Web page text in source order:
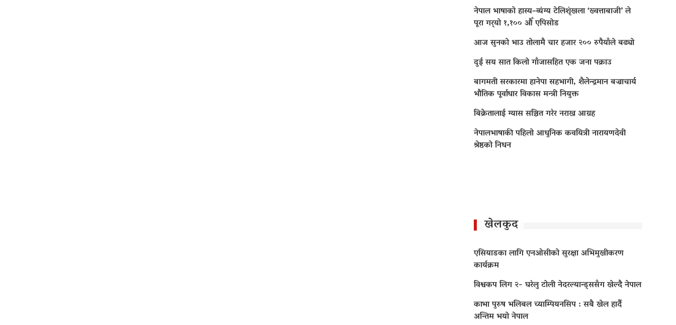
नेपाल भाषाको हास्य–व्यंग्य टेलिशृंखला ‘ख्वत्ताबाजी’ ले
पूरा गर्‍यो १,१०० औँ एपिसोड
आज सुनको भाउ तोलामै चार हजार २०० रुपैयाँले बढ्यो
दुई सय सात किलो गाँजासहित एक जना पक्राउ
बागमती सरकारमा हानेपा सहभागी, शैलेन्द्रमान बज्राचार्य
भौतिक पूर्वाधार विकास मन्त्री नियुक्त
बिक्रेतालाई ग्यास सञ्चित गरेर नराख्न आग्रह
नेपालभाषाकी पहिलो आधुनिक कवयित्री नारायणदेवी
श्रेष्ठको निधन
खेलकुद
एसियाडका लागि एनओसीको सुरक्षा अभिमुखीकरण
कार्यक्रम
विश्वकप लिग २- घरेलु टोली नेदरल्यान्ड्ससँग खेल्दै नेपाल
काभा पुरुष भलिबल च्याम्पियनसिप : सबै खेल हार्दै
अन्तिम भयो नेपाल